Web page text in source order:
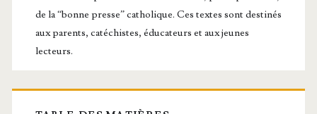
de la “bonne presse” catholique. Ces textes sont destinés
aux parents, catéchistes, éducateurs et aux jeunes
lecteurs.